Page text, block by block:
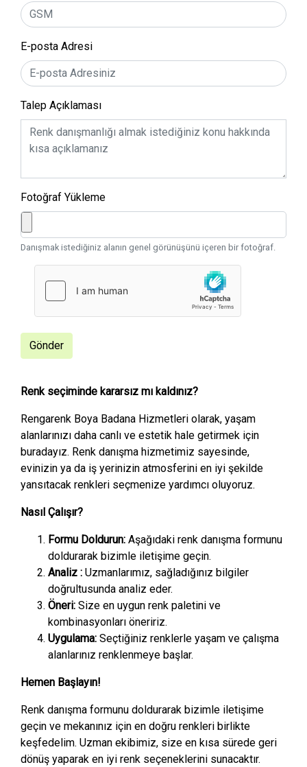
E-posta Adresi
Talep Açıklaması
Fotoğraf Yükleme
Danışmak istediğiniz alanın genel görünüşünü içeren bir fotoğraf.
Gönder
Renk seçiminde kararsız mı kaldınız?
Rengarenk Boya Badana Hizmetleri olarak, yaşam
alanlarınızı daha canlı ve estetik hale getirmek için
buradayız. Renk danışma hizmetimiz sayesinde,
evinizin ya da iş yerinizin atmosferini en iyi şekilde
yansıtacak renkleri seçmenize yardımcı oluyoruz.
Nasıl Çalışır?
Formu Doldurun: Aşağıdaki renk danışma formunu
doldurarak bizimle iletişime geçin.
Analiz : Uzmanlarımız, sağladığınız bilgiler
doğrultusunda analiz eder.
Öneri: Size en uygun renk paletini ve
kombinasyonları öneririz.
Uygulama: Seçtiğiniz renklerle yaşam ve çalışma
alanlarınız renklenmeye başlar.
Hemen Başlayın!
Renk danışma formunu doldurarak bizimle iletişime
geçin ve mekanınız için en doğru renkleri birlikte
keşfedelim. Uzman ekibimiz, size en kısa sürede geri
dönüş yaparak en iyi renk seçeneklerini sunacaktır.